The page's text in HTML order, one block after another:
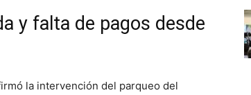
y falta de pagos desde
la intervención del parqueo del